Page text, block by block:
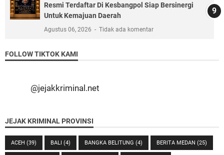
Resmi Terdaftar Di Kesbangpol Siap Bersinergi
Untuk Kemajuan Daerah
Agustus 06, 2026 Tidak ada komentar
FOLLOW TIKTOK KAMI
@jejakkriminal.net
JEJAK KRIMINAL PROVINSI
ACEH (39) BALI (4) BANGKA BELITUNG (4) BERITA MEDAN (25)